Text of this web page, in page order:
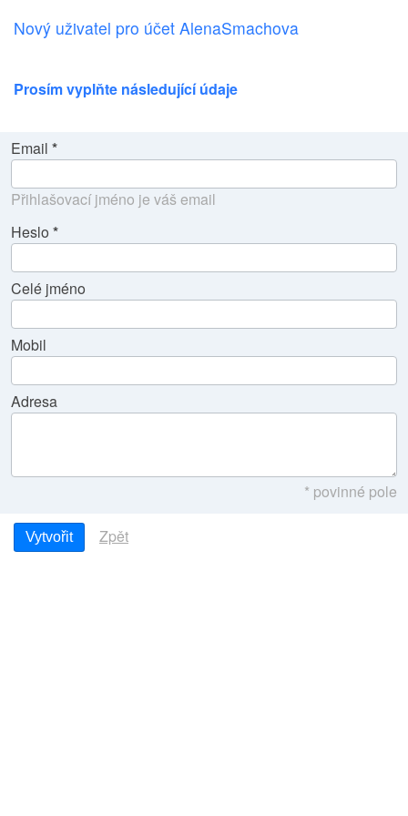
Nový uživatel pro účet AlenaSmachova
Prosím vyplňte následující údaje
Email
Přihlašovací jméno je váš email
Heslo
Celé jméno
Mobil
Adresa
* povinné pole
Zpět